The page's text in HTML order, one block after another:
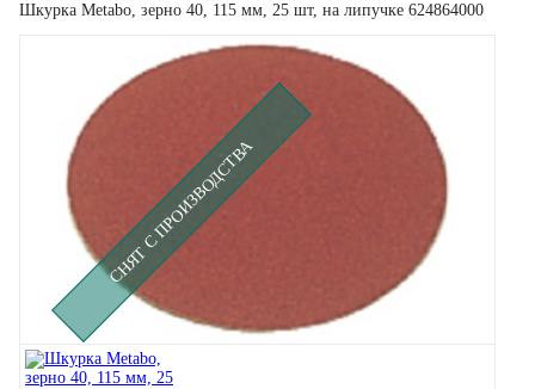
Шкурка Metabo, зерно 40, 115 мм, 25 шт, на липучке 624864000
СНЯТ С ПРОИЗВОДСТВА